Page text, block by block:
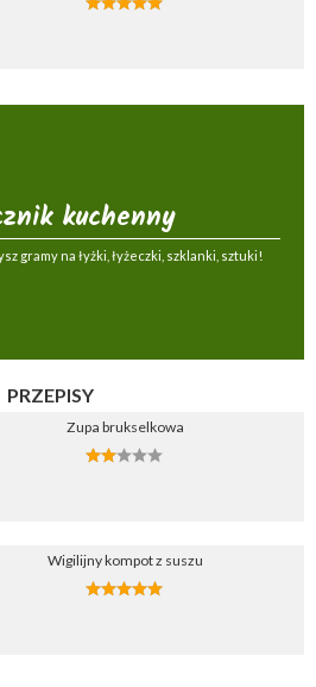
kuchenny
gramy na łyżki, łyżeczki, szklanki, sztuki!
PRZEPISY
Zupa brukselkowa
Wigilijny kompot z suszu